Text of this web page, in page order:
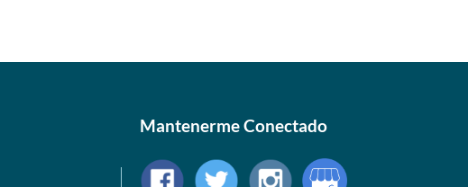
Mantenerme Conectado